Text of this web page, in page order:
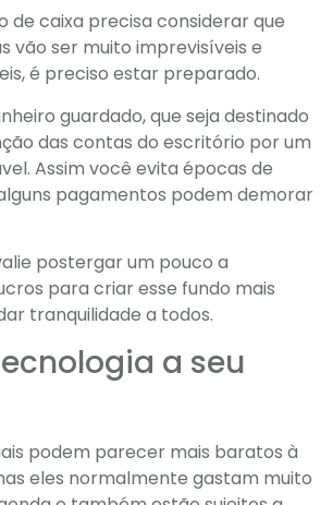
de caixa precisa considerar que
vão ser muito imprevisíveis e
é preciso estar preparado.
guardado, que seja destinado
das contas do escritório por um
Assim você evita épocas de
pagamentos podem demorar
postergar um pouco a
para criar esse fundo mais
tranquilidade a todos.
a seu
podem parecer mais baratos à
eles normalmente gastam muito